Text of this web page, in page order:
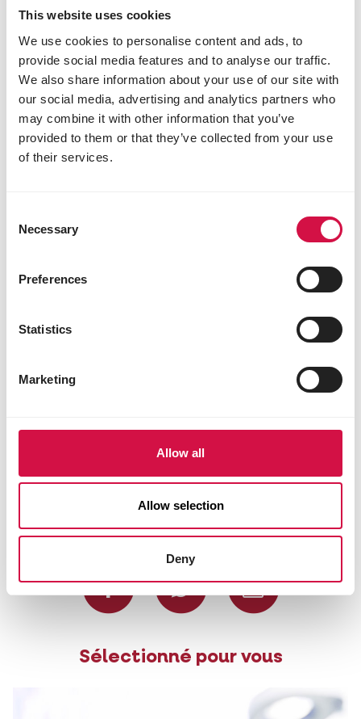
This website uses cookies
We use cookies to personalise content and ads, to
provide social media features and to analyse our traffic.
We also share information about your use of our site with
our social media, advertising and analytics partners who
may combine it with other information that you’ve
provided to them or that they’ve collected from your use
of their services.
Selection
Necessary
Preferences
Statistics
Marketing
Allow all
Allow selection
Deny
Complément alimentaire Opti Joint
Versele-Laga a développé le complément
alimentaireOropharma Opti Joint.Opti Joint
contient les éléments de base essentiels à la
production de cartilage articulaire, mais protège
également les articulations de votre chien.
Facile à administrer
Opti Joint se présente sous forme de poudre. La
Dans la vidéo proposée dans cet article, vous
pouvez avoir un aperçu des résultats d’Opti Joint
Partagez cet article
Partagez sur
Sélectionné pour vous